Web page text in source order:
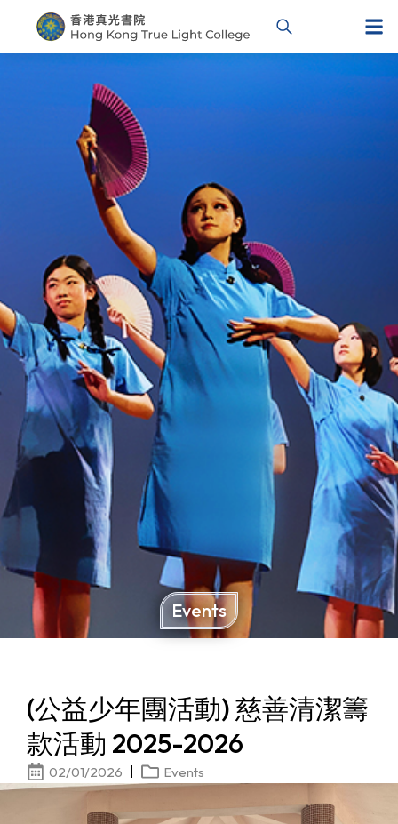
Events
(公益少年團活動) 慈善清潔籌
款活動 2025-2026
02/01/2026 Events